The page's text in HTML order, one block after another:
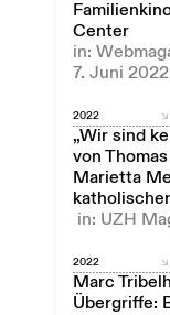
Center
in:
7. Juni 2022
2022
„Wir sind
von
Marietta
in: UZH
2022
Marc
Übergriffe: